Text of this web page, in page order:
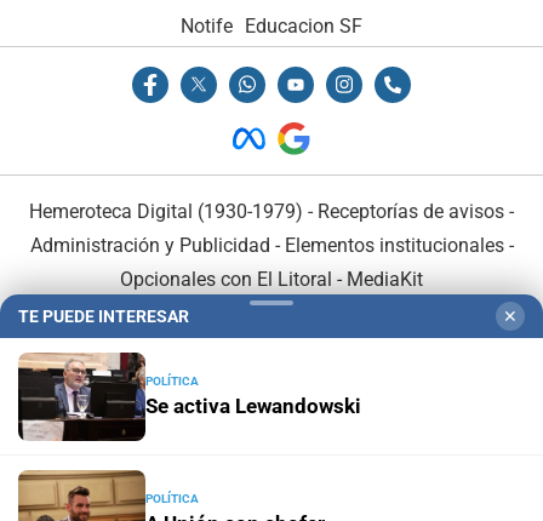
Notife Educacion SF
Hemeroteca Digital (1930-1979) - Receptorías de avisos -
Administración y Publicidad - Elementos institucionales-
Opcionales con El Litoral - MediaKit
En Asociación con:
TE PUEDE INTERESAR ✕
POLÍTICA
Se activa Lewandowski
POLÍTICA